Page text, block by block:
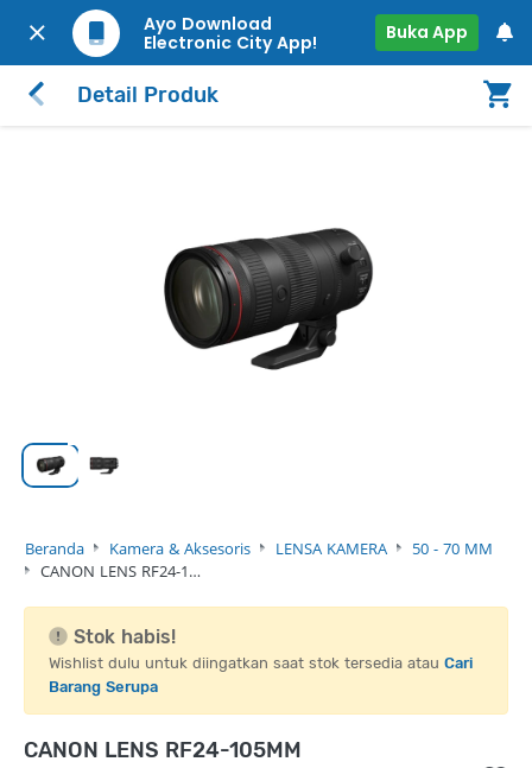
Ayo Download
Electronic City App!
Buka App
Detail Produk
Beranda Kamera & Aksesoris LENSA KAMERA
50 - 70 MM
CANON LENS RF24-1…
Stok habis!
Wishlist dulu untuk diingatkan saat stok tersedia atau Cari
Barang Serupa
CANON LENS RF24-105MM